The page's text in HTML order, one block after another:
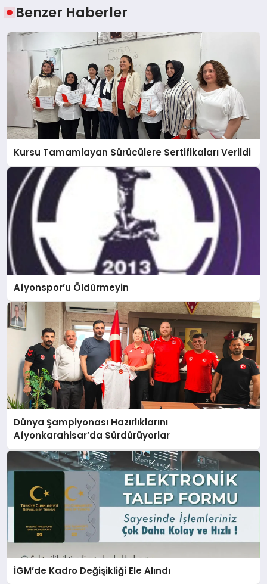
Benzer Haberler
Kursu Tamamlayan Sürücülere Sertifikaları Verildi
Afyonspor’u Öldürmeyin
Dünya Şampiyonası Hazırlıklarını
Afyonkarahisar’da Sürdürüyorlar
İGM’de Kadro Değişikliği Ele Alındı